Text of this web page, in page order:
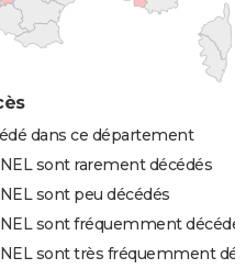
dans ce département
sont rarement décédés
sont peu décédés
sont fréquemment
sont très fréquemment